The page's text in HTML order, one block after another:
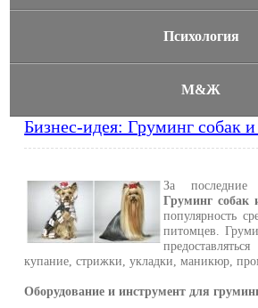
Психология
М&Ж
Бизнес-идея: Груминг собак
За
Груминг собак
популярность
питомцев.
купание, стрижки, укладки, маникюр,
Оборудование и инструмент для